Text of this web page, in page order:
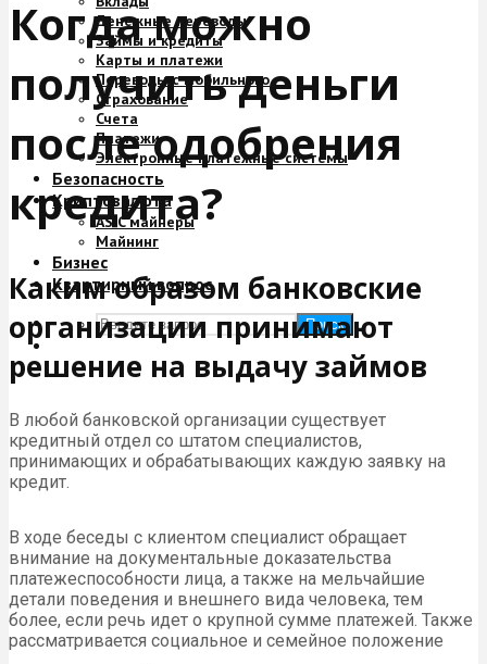
Денежные переводы
Займы и кредиты
Карты и платежи
Переводы с мобильного
Страхование
Счета
Платежи
Электронные платежные системы
Безопасность
Криптовалюта
ASIC майнеры
Майнинг
Бизнес
Квартирный вопрос
Поиск
Когда можно
получить деньги
после одобрения
кредита?
Каким образом банковские
организации принимают
решение на выдачу займов
В любой банковской организации существует
кредитный отдел со штатом специалистов,
принимающих и обрабатывающих каждую заявку на
кредит.
В ходе беседы с клиентом специалист обращает
внимание на документальные доказательства
платежеспособности лица, а также на мельчайшие
детали поведения и внешнего вида человека, тем
более, если речь идет о крупной сумме платежей. Также
рассматривается социальное и семейное положение